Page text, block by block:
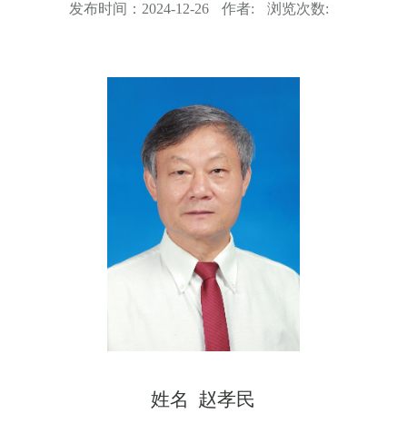
发布时间： 2024-12-26 作者: 浏览次数:
姓名 赵孝民